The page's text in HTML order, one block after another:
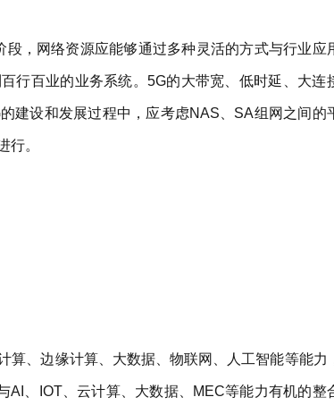
，网络资源应能够通过多种灵活的方式与行业应
行百业的业务系统。5G的大带宽、低时延、大连
建设和发展过程中，应考虑NAS、SA组网之间的
行。
算、边缘计算、大数据、物联网、人工智能等能力
、IOT、云计算、大数据、MEC等能力有机的整